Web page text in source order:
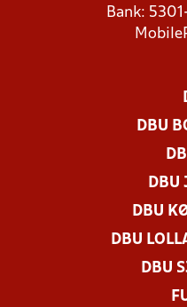
Bank:
DBU
DBU
DBU
DBU
DBU